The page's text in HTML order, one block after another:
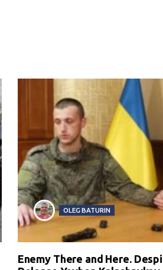
OLEG BATURIN
Enemy There and Here.